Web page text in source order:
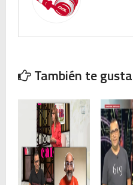
También te